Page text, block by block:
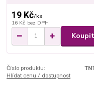
19 Kč/ks
16 Kč bez DPH
Koupit
Číslo produktu:
Hlídat cenu / dostupnost